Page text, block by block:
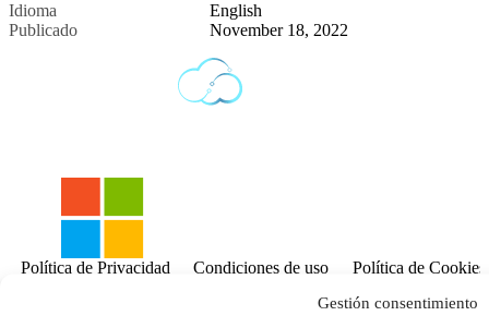
Gestión consentimiento
Idioma
English
Publicado
November 18, 2022
Política de Privacidad Condiciones de uso Política de Cookies